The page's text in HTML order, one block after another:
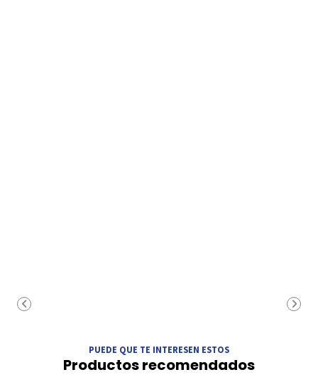
PUEDE QUE TE INTERESEN ESTOS
Productos recomendados